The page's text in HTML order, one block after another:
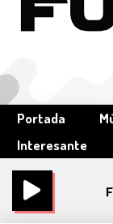
Portada
Interesante